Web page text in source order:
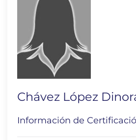
Chávez López
Información de